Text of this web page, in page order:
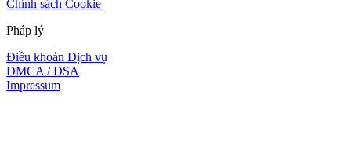
Chính sách Cookie
Pháp lý
Điều khoản Dịch vụ
DMCA / DSA
Impressum